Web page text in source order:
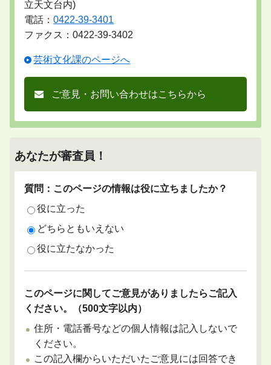
立天文台内)
電話：0422-39-3401
ファクス：0422-39-3402
芸術文化課のページへ
ご意見・お問い合わせはこちらから
あなたが審査員！
質問：このページの情報は役に立ちましたか？
役に立った
どちらともいえない
役に立たなかった
このページに関してご意見がありましたらご記入
ください。（500文字以内）
住所・電話番号などの個人情報は記入しないで
ください。
この記入欄からいただいたご意見には回答でき